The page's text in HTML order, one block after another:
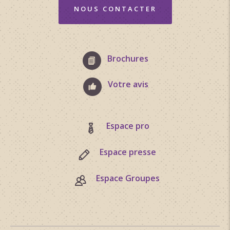
Au carrefour La Mare (alt. 672m), continuer sur le
chemin large qui descend. A partir du carrefour Les
Réservoirs (alt. 517m), le retour vers Dieulefit se fait
1/ De la Place de la Gare (alt. 375m), franchir le pont
(alt. 380m), prendre à gauche la rue du Bourg et
NOUS CONTACTER
Brochures
Votre avis
Espace pro
Espace presse
Espace Groupes